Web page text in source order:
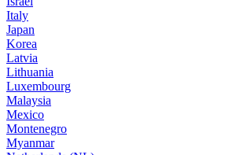
Italy
Japan
Korea
Latvia
Lithuania
Luxembourg
Malaysia
Mexico
Montenegro
Myanmar